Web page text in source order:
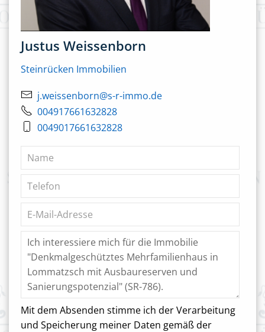
Justus Weissenborn
Steinrücken Immobilien
j.weissenborn@s-r-immo.de
004917661632828
0049017661632828
Mit dem Absenden stimme ich der Verarbeitung
und Speicherung meiner Daten gemäß der